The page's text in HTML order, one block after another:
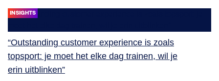
INSIGHTS
“Outstanding customer experience is zoals
topsport: je moet het elke dag trainen, wil je
erin uitblinken”